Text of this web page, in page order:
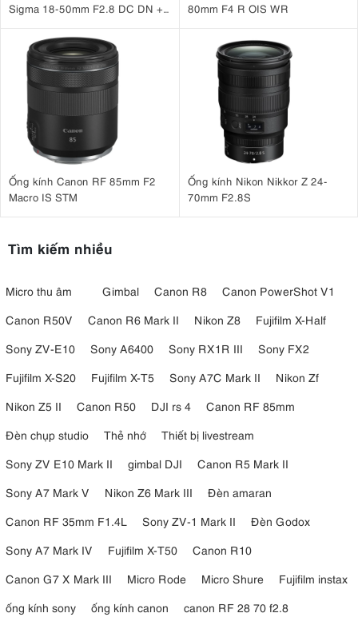
Sigma 18-50mm F2.8 DC DN +
80mm F4 R OIS WR
Ống kính Canon RF 85mm F2
Macro IS STM
Ống kính Nikon Nikkor Z 24-
70mm F2.8S
Tìm kiếm nhiều
Micro thu âm Gimbal Canon R8
Canon PowerShot V1
Canon R50V
Canon R6 Mark II Nikon Z8
Fujifilm X-Half
Sony ZV-E10
Sony A6400 Sony RX1R III
Sony FX2
Fujifilm X-S20
Fujifilm X-T5 Sony A7C Mark II
Nikon Zf
Nikon Z5 II
Canon R50 DJI rs 4
Canon RF 85mm
Đèn chụp studio
Thẻ nhớ
Thiết bị livestream
Sony ZV E10 Mark II
gimbal DJI
Canon R5 Mark II
Sony A7 Mark V
Nikon Z6 Mark III
Đèn amaran
Canon RF 35mm F1.4L
Sony ZV-1 Mark II
Đèn Godox
Sony A7 Mark IV
Fujifilm X-T50
Canon R10
Canon G7 X Mark III
Micro Rode Micro Shure
Fujifilm instax
ống kính sony
ống kính canon
canon RF 28 70 f2.8